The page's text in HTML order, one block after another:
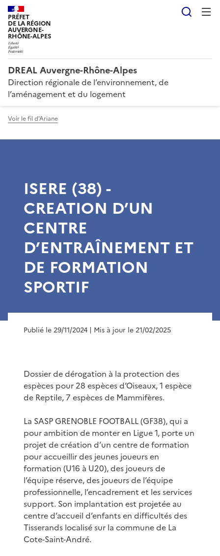
PRÉFET
DE LA RÉGION
AUVERGNE-
RHÔNE-ALPES
DREAL Auvergne-Rhône-Alpes
Direction régionale de l’environnement, de
l’aménagement et du logement
Voir le fil d'Ariane
ISERE (38) -
CREATION D’UN
CENTRE
D’ENTRAÎNEMENT ET
DE FORMATION
SPORTIF
Publié le 29/11/2024 | Mis à jour le 21/02/2025
Dossier de dérogation à la protection des
espèces pour 28 espèces d’Oiseaux, 1 espèce
de Reptile, 7 espèces de Mammifères.
La SASP GRENOBLE FOOTBALL (GF38), qui a
pour ambition de monter en Ligue 1, porte un
projet de création d’un centre de formation
pour accueillir des jeunes joueurs en
formation (U16 à U20), des joueurs de
l’équipe réserve, des joueurs de l’équipe
professionnelle, l’encadrement et les services
support. Son implantation est projetée au
centre d’accueil d’enfants en difficultés des
Tisserands localisé sur la commune de La
Cote-Saint-André.